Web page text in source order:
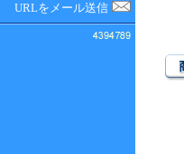
URLをメール送信